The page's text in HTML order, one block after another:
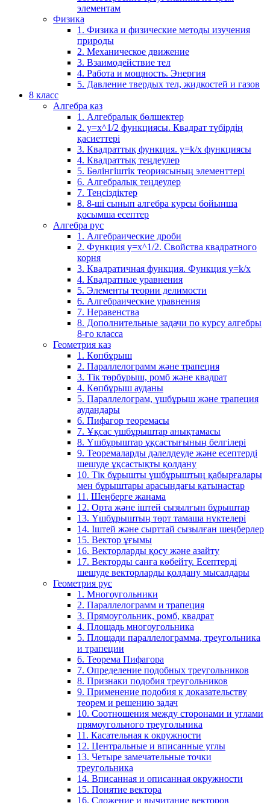
элементам
Физика
1. Физика и физические методы изучения
природы
2. Механическое движение
3. Взаимодействие тел
4. Работа и мощность. Энергия
5. Давление твердых тел, жидкостей и газов
8 класс
Алгебра каз
1. Алгебралық бөлшектер
2. у=х^1/2 функциясы. Квадрат түбірдің
қасиеттері
3. Квадраттық функция. у=k/x функциясы
4. Квадраттық теңдеулер
5. Бөлінгіштік теориясының элементтері
6. Алгебралық теңдеулер
7. Теңсіздіктер
8. 8-ші сынып алгебра курсы бойынша
қосымша есептер
Алгебра рус
1. Алгебраические дроби
2. Функция y=x^1/2. Свойства квадратного
корня
3. Квадратичная функция. Функция у=k/x
4. Квадратные уравнения
5. Элементы теории делимости
6. Алгебраические уравнения
7. Неравенства
8. Дополнительные задачи по курсу алгебры
8-го класса
Геометрия каз
1. Көпбұрыш
2. Параллелограмм және трапеция
3. Тік төрбұрыш, ромб және квадрат
4. Көпбұрыш ауданы
5. Параллелограм, үшбұрыш және трапеция
аудандары
6. Пифагор теоремасы
7. Ұқсас үшбұрыштар анықтамасы
8. Үшбұрыштар ұқсастығының белгілері
9. Теоремаларды дәлелдеуде және есептерді
шешуде ұқсастықты қолдану
10. Тік бұрышты үшбұрыштың қабырғалары
мен бұрыштары арасындағы қатынастар
11. Шеңберге жанама
12. Орта және іштей сызылғын бұрыштар
13. Үшбұрыштың төрт тамаша нүктелері
14. Іштей және сырттай сызылған шеңберлер
15. Вектор ұғымы
16. Векторларды қосу және азайту
17. Векторды санға көбейту. Есептерді
шешуде векторларды қолдану мысалдары
Геометрия рус
1. Многоугольники
2. Параллелограмм и трапеция
3. Прямоугольник, ромб, квадрат
4. Площадь многоугольника
5. Площади параллелограмма, треугольника
и трапеции
6. Теорема Пифагора
7. Определение подобных треугольников
8. Признаки подобия треугольников
9. Применение подобия к доказательству
теорем и решению задач
10. Соотношения между сторонами и углами
прямоугольного треугольника
11. Касательная к окружности
12. Центральные и вписанные углы
13. Четыре замечательные точки
треугольника
14. Вписанная и описанная окружности
15. Понятие вектора
16. Сложение и вычитание векторов